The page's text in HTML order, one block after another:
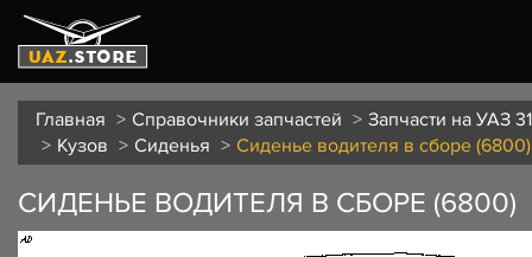
Главная Справочники запчастей
Запчасти на УАЗ
Кузов
Сиденья Сиденье водителя в сборе (6800)
СИДЕНЬЕ ВОДИТЕЛЯ В СБОРЕ (6800)